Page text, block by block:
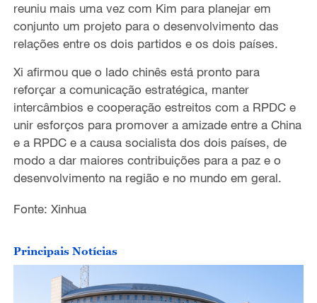
reuniu mais uma vez com Kim para planejar em
conjunto um projeto para o desenvolvimento das
relações entre os dois partidos e os dois países.
Xi afirmou que o lado chinês está pronto para
reforçar a comunicação estratégica, manter
intercâmbios e cooperação estreitos com a RPDC e
unir esforços para promover a amizade entre a China
e a RPDC e a causa socialista dos dois países, de
modo a dar maiores contribuições para a paz e o
desenvolvimento na região e no mundo em geral.
Fonte: Xinhua
Principais Notícias